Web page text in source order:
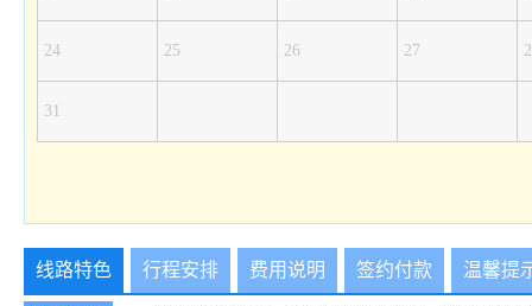
24 25 26 27
31
线路特色 行程安排 费用说明 签约付款 温馨提